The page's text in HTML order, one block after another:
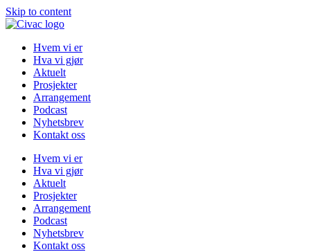
Skip to content
Hvem vi er
Hva vi gjør
Aktuelt
Prosjekter
Arrangement
Podcast
Nyhetsbrev
Kontakt oss
Hvem vi er
Hva vi gjør
Aktuelt
Prosjekter
Arrangement
Podcast
Nyhetsbrev
Kontakt oss